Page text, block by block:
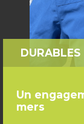
DURABLES
Un
mers